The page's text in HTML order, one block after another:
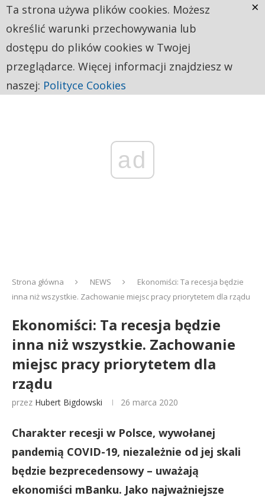
ad
Strona główna NEWS
Ekonomiści: Ta recesja będzie
inna niż wszystkie. Zachowanie miejsc pracy priorytetem dla rządu
Ekonomiści: Ta recesja będzie
inna niż wszystkie. Zachowanie
miejsc pracy priorytetem dla
rządu
przez Hubert Bigdowski 26 marca 2020
Charakter recesji w Polsce, wywołanej
pandemią COVID-19, niezależnie od jej skali
będzie bezprecedensowy – uważają
ekonomiści mBanku. Jako najważniejsze
Ta strona używa plików cookies. Możesz
określić warunki przechowywania lub
dostępu do plików cookies w Twojej
przeglądarce. Więcej informacji znajdziesz w
naszej: Polityce Cookies
×